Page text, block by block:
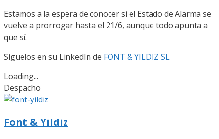
Estamos a la espera de conocer si el Estado de Alarma se
vuelve a prorrogar hasta el 21/6, aunque todo apunta a
que sí.
Síguelos en su LinkedIn de FONT & YILDIZ SL
Loading...
Despacho
Font & Yildiz